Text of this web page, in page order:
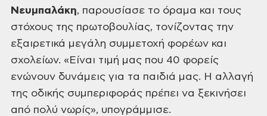
Νευμπαλάκη, παρουσίασε το όραμα και τους
στόχους της πρωτοβουλίας, τονίζοντας την
εξαιρετικά μεγάλη συμμετοχή φορέων και
σχολείων. «Είναι τιμή μας που 40 φορείς
ενώνουν δυνάμεις για τα παιδιά μας. Η αλλαγή
της οδικής συμπεριφοράς πρέπει να ξεκινήσει
από πολύ νωρίς», υπογράμμισε.